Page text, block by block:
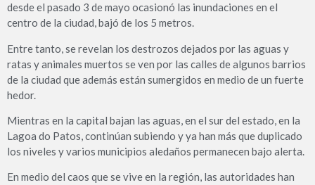
desde el pasado 3 de mayo ocasionó las inundaciones en el
centro de la ciudad, bajó de los 5 metros.
Entre tanto, se revelan los destrozos dejados por las aguas y
ratas y animales muertos se ven por las calles de algunos barrios
de la ciudad que además están sumergidos en medio de un fuerte
hedor.
Mientras en la capital bajan las aguas, en el sur del estado, en la
Lagoa do Patos, continúan subiendo y ya han más que duplicado
los niveles y varios municipios aledaños permanecen bajo alerta.
En medio del caos que se vive en la región, las autoridades han